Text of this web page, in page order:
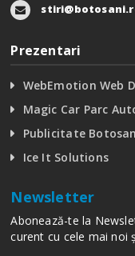
Prezentari
WebEmotion Web
Magic Car Parc
Publicitate
Ice It Solutions
Newsletter
Abonează-te la
curent cu cele mai noi